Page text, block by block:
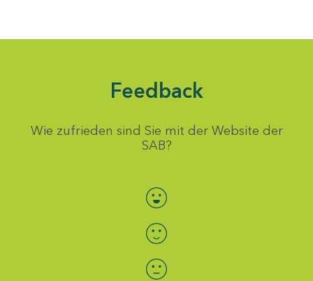
Feedback
Wie zufrieden sind Sie mit der Website der
SAB?
Bewertung auswählen